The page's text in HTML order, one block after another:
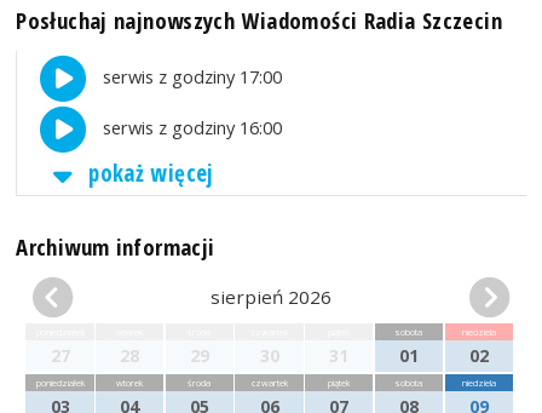
Posłuchaj najnowszych Wiadomości Radia Szczecin
serwis z godziny 17:00
serwis z godziny 16:00
pokaż więcej
Archiwum informacji
sierpień 2026
27 28 29 30 31
sobota
01
niedziela
02
poniedziałek
03
wtorek
04
środa
05
czwartek
06
piątek
07
sobota
08
niedziela
09